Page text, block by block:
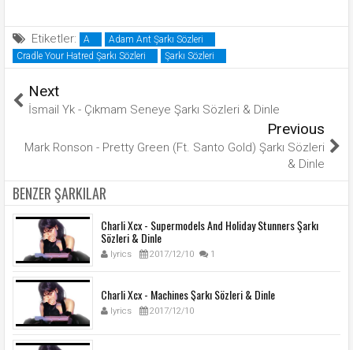
Etiketler: A
Adam Ant Şarkı Sözleri
Cradle Your Hatred Şarkı Sözleri
Şarkı Sözleri
Next
İsmail Yk - Çıkmam Seneye Şarkı Sözleri & Dinle
Previous
Mark Ronson - Pretty Green (Ft. Santo Gold) Şarkı Sözleri
& Dinle
BENZER ŞARKILAR
Charli Xcx - Supermodels And Holiday Stunners Şarkı
Sözleri & Dinle
lyrics 2017/12/10 1
Charli Xcx - Machines Şarkı Sözleri & Dinle
lyrics 2017/12/10